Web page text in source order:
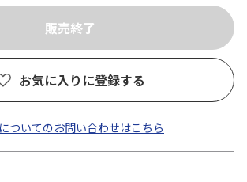
お気に入りに登録する
ついてのお問い合わせはこちら